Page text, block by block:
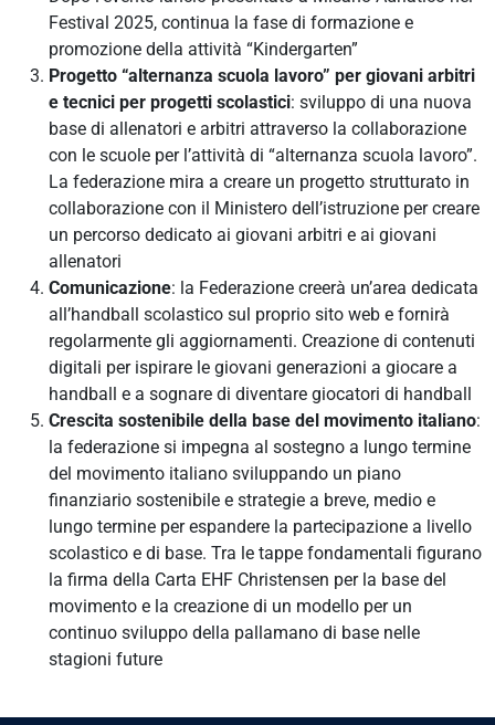
Festival 2025, continua la fase di formazione e
promozione della attività “Kindergarten”
Progetto “alternanza scuola lavoro” per giovani arbitri
e tecnici per progetti scolastici: sviluppo di una nuova
base di allenatori e arbitri attraverso la collaborazione
con le scuole per l’attività di “alternanza scuola lavoro”.
La federazione mira a creare un progetto strutturato in
collaborazione con il Ministero dell’istruzione per creare
un percorso dedicato ai giovani arbitri e ai giovani
allenatori
Comunicazione: la Federazione creerà un’area dedicata
all’handball scolastico sul proprio sito web e fornirà
regolarmente gli aggiornamenti. Creazione di contenuti
digitali per ispirare le giovani generazioni a giocare a
handball e a sognare di diventare giocatori di handball
Crescita sostenibile della base del movimento italiano:
la federazione si impegna al sostegno a lungo termine
del movimento italiano sviluppando un piano
finanziario sostenibile e strategie a breve, medio e
lungo termine per espandere la partecipazione a livello
scolastico e di base. Tra le tappe fondamentali figurano
la firma della Carta EHF Christensen per la base del
movimento e la creazione di un modello per un
continuo sviluppo della pallamano di base nelle
stagioni future